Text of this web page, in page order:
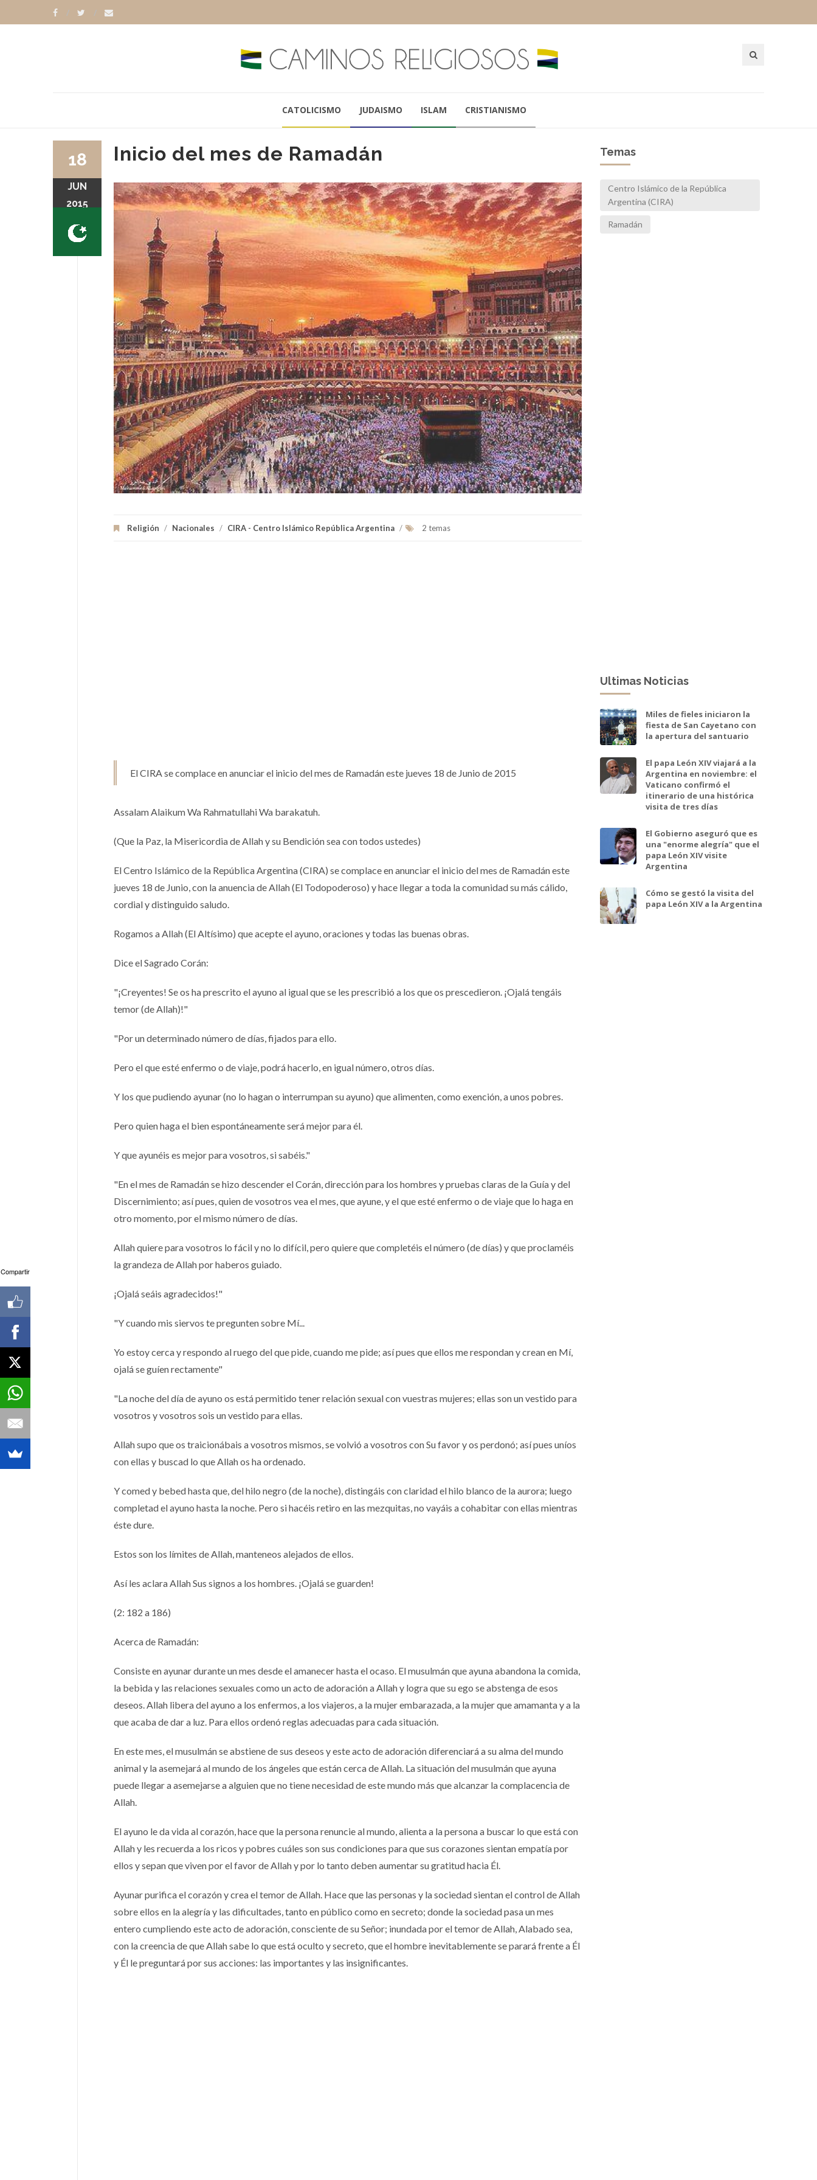
CATOLICISMO JUDAISMO ISLAM CRISTIANISMO
Inicio del mes de Ramadán
Religión / Nacionales / CIRA - Centro Islámico República Argentina / 2 temas
18
JUN
2015
El CIRA se complace en anunciar el inicio del mes de Ramadán este jueves 18 de Junio de 2015
Assalam Alaikum Wa Rahmatullahi Wa barakatuh.
(Que la Paz, la Misericordia de Allah y su Bendición sea con todos ustedes)
El Centro Islámico de la República Argentina (CIRA) se complace en anunciar el inicio del mes de Ramadán este
jueves 18 de Junio, con la anuencia de Allah (El Todopoderoso) y hace llegar a toda la comunidad su más cálido,
cordial y distinguido saludo.
Rogamos a Allah (El Altísimo) que acepte el ayuno, oraciones y todas las buenas obras.
Dice el Sagrado Corán:
"¡Creyentes! Se os ha prescrito el ayuno al igual que se les prescribió a los que os prescedieron. ¡Ojalá tengáis
temor (de Allah)!"
"Por un determinado número de días, fijados para ello.
Pero el que esté enfermo o de viaje, podrá hacerlo, en igual número, otros días.
Y los que pudiendo ayunar (no lo hagan o interrumpan su ayuno) que alimenten, como exención, a unos pobres.
Pero quien haga el bien espontáneamente será mejor para él.
Y que ayunéis es mejor para vosotros, si sabéis."
"En el mes de Ramadán se hizo descender el Corán, dirección para los hombres y pruebas claras de la Guía y del
Discernimiento; así pues, quien de vosotros vea el mes, que ayune, y el que esté enfermo o de viaje que lo haga en
otro momento, por el mismo número de días.
Allah quiere para vosotros lo fácil y no lo difícil, pero quiere que completéis el número (de días) y que proclaméis
la grandeza de Allah por haberos guiado.
¡Ojalá seáis agradecidos!"
"Y cuando mis siervos te pregunten sobre Mí...
Yo estoy cerca y respondo al ruego del que pide, cuando me pide; así pues que ellos me respondan y crean en Mí,
ojalá se guíen rectamente"
"La noche del día de ayuno os está permitido tener relación sexual con vuestras mujeres; ellas son un vestido para
vosotros y vosotros sois un vestido para ellas.
Allah supo que os traicionábais a vosotros mismos, se volvió a vosotros con Su favor y os perdonó; así pues uníos
con ellas y buscad lo que Allah os ha ordenado.
Y comed y bebed hasta que, del hilo negro (de la noche), distingáis con claridad el hilo blanco de la aurora; luego
completad el ayuno hasta la noche. Pero si hacéis retiro en las mezquitas, no vayáis a cohabitar con ellas mientras
éste dure.
Estos son los límites de Allah, manteneos alejados de ellos.
Así les aclara Allah Sus signos a los hombres. ¡Ojalá se guarden!
(2: 182 a 186)
Acerca de Ramadán:
Consiste en ayunar durante un mes desde el amanecer hasta el ocaso. El musulmán que ayuna abandona la comida,
la bebida y las relaciones sexuales como un acto de adoración a Allah y logra que su ego se abstenga de esos
deseos. Allah libera del ayuno a los enfermos, a los viajeros, a la mujer embarazada, a la mujer que amamanta y a la
que acaba de dar a luz. Para ellos ordenó reglas adecuadas para cada situación.
En este mes, el musulmán se abstiene de sus deseos y este acto de adoración diferenciará a su alma del mundo
animal y la asemejará al mundo de los ángeles que están cerca de Allah. La situación del musulmán que ayuna
puede llegar a asemejarse a alguien que no tiene necesidad de este mundo más que alcanzar la complacencia de
Allah.
El ayuno le da vida al corazón, hace que la persona renuncie al mundo, alienta a la persona a buscar lo que está con
Allah y les recuerda a los ricos y pobres cuáles son sus condiciones para que sus corazones sientan empatía por
ellos y sepan que viven por el favor de Allah y por lo tanto deben aumentar su gratitud hacia Él.
Ayunar purifica el corazón y crea el temor de Allah. Hace que las personas y la sociedad sientan el control de Allah
sobre ellos en la alegría y las dificultades, tanto en público como en secreto; donde la sociedad pasa un mes
entero cumpliendo este acto de adoración, consciente de su Señor; inundada por el temor de Allah, Alabado sea,
con la creencia de que Allah sabe lo que está oculto y secreto, que el hombre inevitablemente se parará frente a Él
y Él le preguntará por sus acciones: las importantes y las insignificantes.
Temas
Centro Islámico de la República
Argentina (CIRA)
Ramadán
Ultimas Noticias
Miles de fieles iniciaron la
fiesta de San Cayetano con
la apertura del santuario
El papa León XIV viajará a la
Argentina en noviembre: el
Vaticano confirmó el
itinerario de una histórica
visita de tres días
El Gobierno aseguró que es
una "enorme alegría" que el
papa León XIV visite
Argentina
Cómo se gestó la visita del
papa León XIV a la Argentina
Compartir